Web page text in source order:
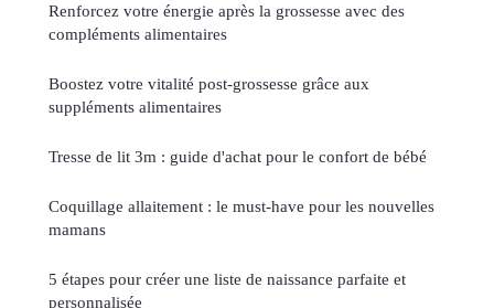
Renforcez votre énergie après la grossesse avec des
compléments alimentaires
Boostez votre vitalité post-grossesse grâce aux
suppléments alimentaires
Tresse de lit 3m : guide d'achat pour le confort de bébé
Coquillage allaitement : le must-have pour les nouvelles
mamans
5 étapes pour créer une liste de naissance parfaite et
personnalisée